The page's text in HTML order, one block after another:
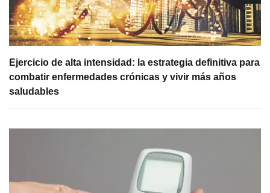
Ejercicio de alta intensidad: la estrategia definitiva para
combatir enfermedades crónicas y vivir más años
saludables